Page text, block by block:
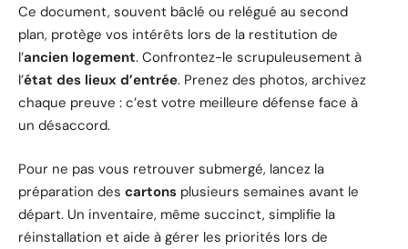
Ce document, souvent bâclé ou relégué au second
plan, protège vos intérêts lors de la restitution de
l’ancien logement. Confrontez-le scrupuleusement à
l’état des lieux d’entrée. Prenez des photos, archivez
chaque preuve : c’est votre meilleure défense face à
un désaccord.
Pour ne pas vous retrouver submergé, lancez la
préparation des cartons plusieurs semaines avant le
départ. Un inventaire, même succinct, simplifie la
réinstallation et aide à gérer les priorités lors de